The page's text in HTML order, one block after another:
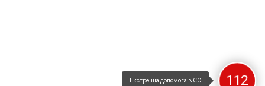
Екстренна допомога в ЄС 112